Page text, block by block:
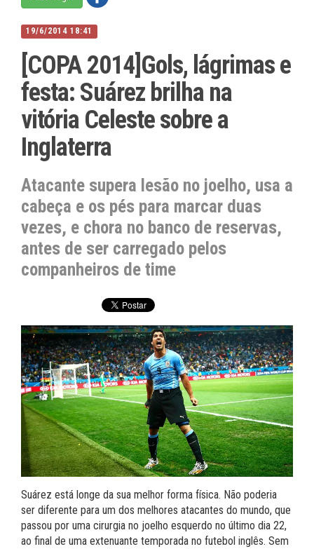
19/6/2014 18:41
[COPA 2014]Gols, lágrimas e
festa: Suárez brilha na
vitória Celeste sobre a
Inglaterra
Atacante supera lesão no joelho, usa a
cabeça e os pés para marcar duas
vezes, e chora no banco de reservas,
antes de ser carregado pelos
companheiros de time
Suárez está longe da sua melhor forma física. Não poderia
ser diferente para um dos melhores atacantes do mundo, que
passou por uma cirurgia no joelho esquerdo no último dia 22,
ao final de uma extenuante temporada no futebol inglês. Sem